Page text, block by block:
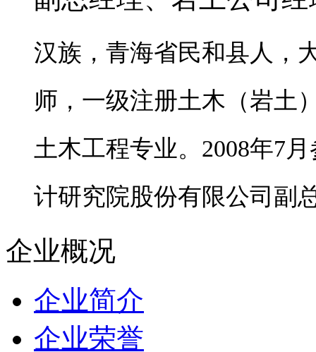
汉族，青海省民和县人，
师，一级注册土木（岩土
土木工程专业。2008年7
计研究院股份有限公司副
企业概况
企业简介
企业荣誉